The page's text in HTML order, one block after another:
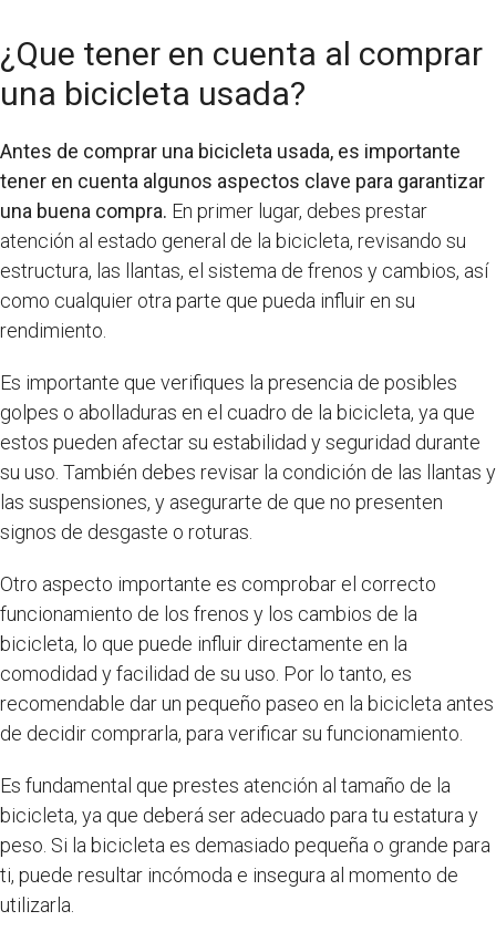
¿Que tener en cuenta al comprar
una bicicleta usada?
Antes de comprar una bicicleta usada, es importante
tener en cuenta algunos aspectos clave para garantizar
una buena compra. En primer lugar, debes prestar
atención al estado general de la bicicleta, revisando su
estructura, las llantas, el sistema de frenos y cambios, así
como cualquier otra parte que pueda influir en su
rendimiento.
Es importante que verifiques la presencia de posibles
golpes o abolladuras en el cuadro de la bicicleta, ya que
estos pueden afectar su estabilidad y seguridad durante
su uso. También debes revisar la condición de las llantas y
las suspensiones, y asegurarte de que no presenten
signos de desgaste o roturas.
Otro aspecto importante es comprobar el correcto
funcionamiento de los frenos y los cambios de la
bicicleta, lo que puede influir directamente en la
comodidad y facilidad de su uso. Por lo tanto, es
recomendable dar un pequeño paseo en la bicicleta antes
de decidir comprarla, para verificar su funcionamiento.
Es fundamental que prestes atención al tamaño de la
bicicleta, ya que deberá ser adecuado para tu estatura y
peso. Si la bicicleta es demasiado pequeña o grande para
ti, puede resultar incómoda e insegura al momento de
utilizarla.